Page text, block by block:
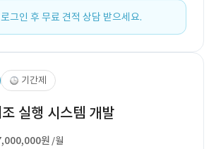
로그인 후 무료 견적 상담 받으세요.
기간제
실행 시스템 개발
원 /월